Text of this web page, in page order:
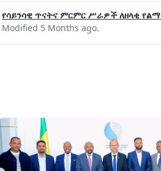
የሳይንሳዊ ጥናትና ምርምር ሥራዎች ለዘላቂ
Modified 5 Months ago.